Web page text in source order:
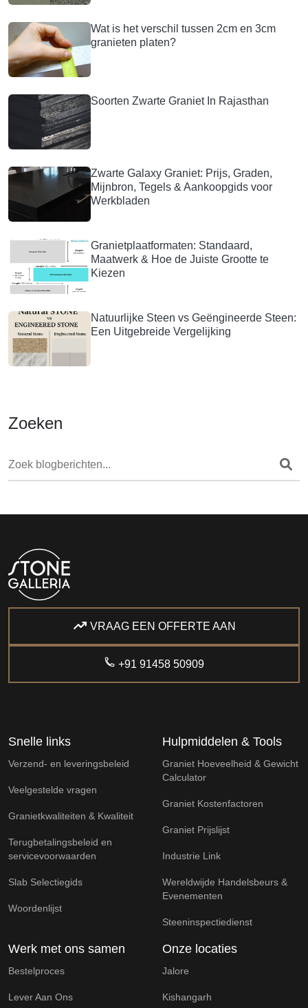
Wat is het verschil tussen 2cm en 3cm
granieten platen?
Soorten Zwarte Graniet In Rajasthan
Zwarte Galaxy Graniet: Prijs, Graden,
Mijnbron, Tegels & Aankoopgids voor
Werkbladen
Granietplaatformaten: Standaard,
Maatwerk & Hoe de Juiste Grootte te
Kiezen
Natuurlijke Steen vs Geëngineerde Steen:
Een Uitgebreide Vergelijking
Zoeken
VRAAG EEN OFFERTE AAN
+91 91458 50909
Snelle links
Verzend- en leveringsbeleid
Veelgestelde vragen
Granietkwaliteiten & Kwaliteit
Terugbetalingsbeleid en
servicevoorwaarden
Slab Selectiegids
Woordenlijst
Hulpmiddelen & Tools
Graniet Hoeveelheid & Gewicht
Calculator
Graniet Kostenfactoren
Graniet Prijslijst
Industrie Link
Wereldwijde Handelsbeurs &
Evenementen
Steeninspectiedienst
Werk met ons samen
Bestelproces
Lever Aan Ons
Onze locaties
Jalore
Kishangarh